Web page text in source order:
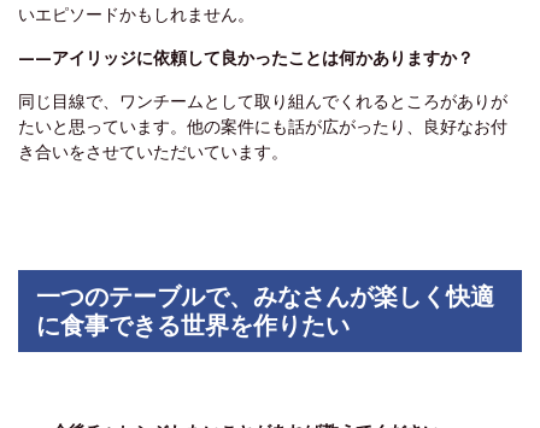
いエピソードかもしれません。
——アイリッジに依頼して良かったことは何かありますか？
同じ目線で、ワンチームとして取り組んでくれるところがありが
たいと思っています。他の案件にも話が広がったり、良好なお付
き合いをさせていただいています。
一つのテーブルで、みなさんが楽しく快適
に食事できる世界を作りたい